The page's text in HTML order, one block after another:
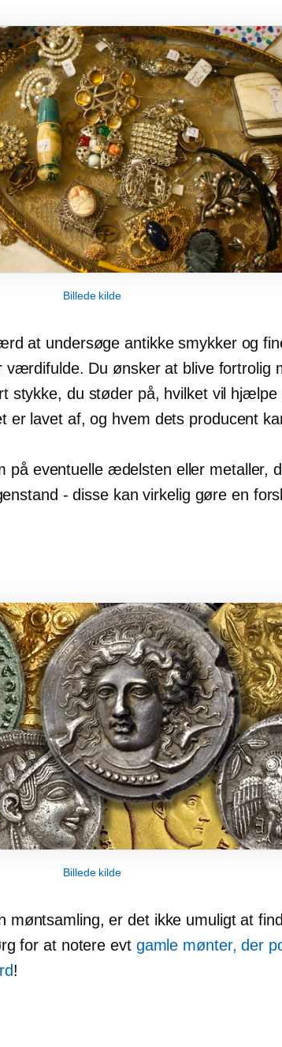
Billede kilde
at undersøge antikke smykker og
værdifulde. Du ønsker at blive fortrolig
stykke, du støder på, hvilket vil hjælpe
er lavet af, og hvem dets producent
eventuelle ædelsten eller metaller,
- dissekan virkelig gøre en
Billede kilde
møntsamling, er det ikke umuligt at
for at notere evt gamle mønter, der
!